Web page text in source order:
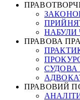
НАБУЛИ
ПРАВОВА
СУДОВА
ПРАВОВИЙ